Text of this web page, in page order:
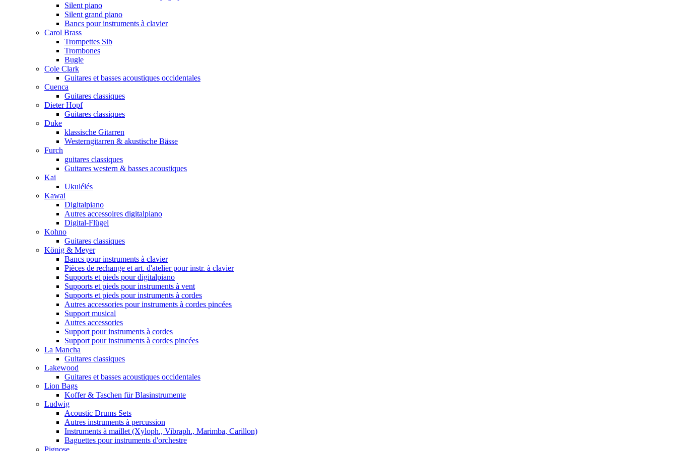
Silent piano
Silent grand piano
Bancs pour instruments à clavier
Carol Brass
Trompettes Sib
Trombones
Bugle
Cole Clark
Guitares et basses acoustiques occidentales
Cuenca
Guitares classiques
Dieter Hopf
Guitares classiques
Duke
klassische Gitarren
Westerngitarren & akustische Bässe
Furch
guitares classiques
Guitares western & basses acoustiques
Kai
Ukulélés
Kawai
Digitalpiano
Autres accessoires digitalpiano
Digital-Flügel
Kohno
Guitares classiques
König & Meyer
Bancs pour instruments à clavier
Pièces de rechange et art. d'atelier pour instr. à clavier
Supports et pieds pour digitalpiano
Supports et pieds pour instruments à vent
Supports et pieds pour instruments à cordes
Autres accessories pour instruments à cordes pincées
Support musical
Autres accessories
Support pour instruments à cordes
Support pour instruments à cordes pincées
La Mancha
Guitares classiques
Lakewood
Guitares et basses acoustiques occidentales
Lion Bags
Koffer & Taschen für Blasinstrumente
Ludwig
Acoustic Drums Sets
Autres instruments à percussion
Instruments à maillet (Xyloph., Vibraph., Marimba, Carillon)
Baguettes pour instruments d'orchestre